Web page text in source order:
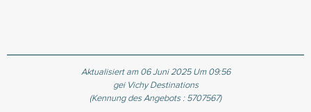
Aktualisiert am 06 Juni 2025 Um 09:56
gei Vichy Destinations
(Kennung des Angebots : 5707567)